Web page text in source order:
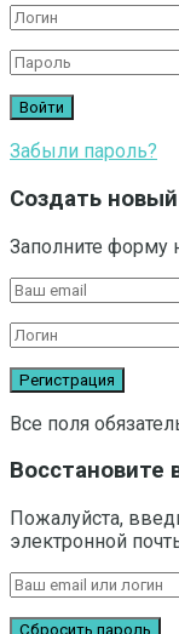
Забыли пароль?
Создать новый
Заполните форму
Все поля
Восстановите
Пожалуйста,
электронной